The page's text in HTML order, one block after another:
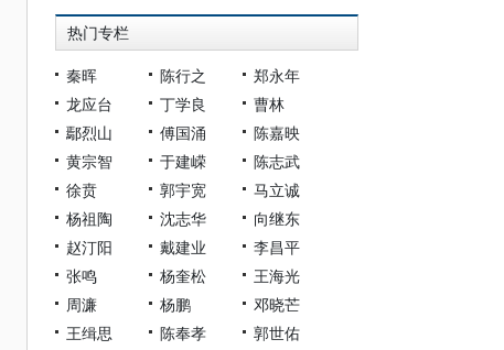
热门专栏
秦晖 陈行之
郑永年
龙应台
丁学良
曹林
鄢烈山
傅国涌
陈嘉映
黄宗智
于建嵘
陈志武
徐贲
郭宇宽
马立诚
杨祖陶
沈志华
向继东
赵汀阳
戴建业
李昌平
张鸣
杨奎松
王海光
周濂
杨鹏
邓晓芒
王缉思
陈奉孝
郭世佑